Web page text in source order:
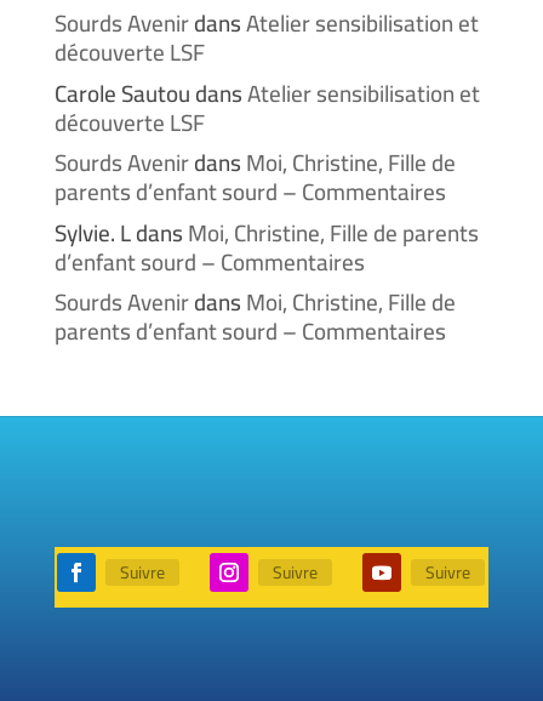
Sourds AvenirdansAtelier sensibilisation et
découverte LSF
Carole SautoudansAtelier sensibilisation et
découverte LSF
Sourds AvenirdansMoi, Christine, Fille de
parents d’enfant sourd – Commentaires
Sylvie. LdansMoi, Christine, Fille de parents
d’enfant sourd – Commentaires
Sourds AvenirdansMoi, Christine, Fille de
parents d’enfant sourd – Commentaires
Suivre Suivre Suivre